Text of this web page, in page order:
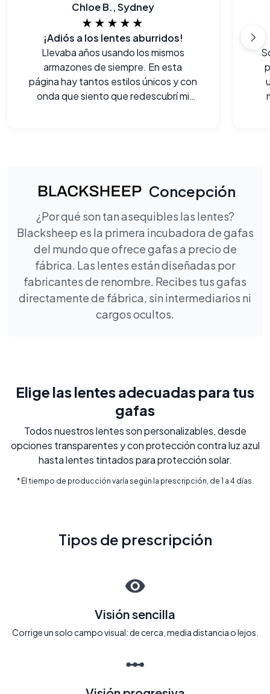
Chloe B., Sydney
★★★★★
¡Adiós a los lentes aburridos!
Llevaba años usando los mismos
armazones de siempre. En esta
página hay tantos estilos únicos y con
onda que siento que redescubrí mi
Concepción
¿Por qué son tan asequibles las lentes?
Blacksheep es la primera incubadora de gafas
del mundo que ofrece gafas a precio de
fábrica. Las lentes están diseñadas por
fabricantes de renombre. Recibes tus gafas
directamente de fábrica, sin intermediarios ni
cargos ocultos.
Elige las lentes adecuadas para tus
gafas
Todos nuestros lentes son personalizables, desde
opciones transparentes y con protección contra luz azul
hasta lentes tintados para protección solar.
* El tiempo de producción varía según la prescripción, de 1 a 4 días.
Tipos de prescripción
Visión sencilla
Corrige un solo campo visual: de cerca, media distancia o lejos.